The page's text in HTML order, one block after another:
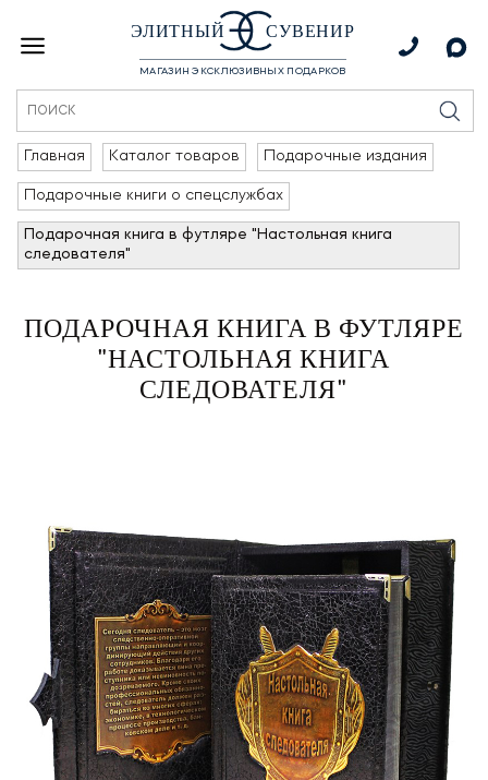
ЭЛИТНЫЙ СУВЕНИР
МАГАЗИН ЭКСКЛЮЗИВНЫХ ПОДАРКОВ
Главная Каталог товаров Подарочные издания
Подарочные книги о спецслужбах
Подарочная книга в футляре "Настольная книга
следователя"
ПОДАРОЧНАЯ КНИГА В ФУТЛЯРЕ
"НАСТОЛЬНАЯ КНИГА
СЛЕДОВАТЕЛЯ"